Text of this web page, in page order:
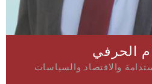
الحرفي
والاقتصاد والسياسات